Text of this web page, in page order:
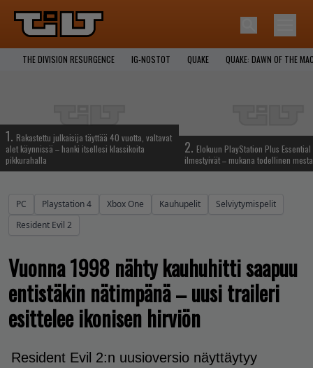
THE DIVISION RESURGENCE IG-NOSTOT QUAKE QUAKE: DAWN OF THE
1. Rakastettu julkaisija täyttää 40 vuotta, valtavat
alet käynnissä – hanki itsellesi klassikoita
pikkurahalla
2. Elokuun PlayStation Plus
ilmestyivät – mukana todellinen
PC Playstation 4 Xbox One Kauhupelit
Selviytymispelit
Resident Evil 2
Vuonna 1998 nähty kauhuhitti saapuu
entistäkin nätimpänä – uusi traileri
esittelee ikonisen hirviön
Resident Evil 2:n uusioversio näyttäytyy